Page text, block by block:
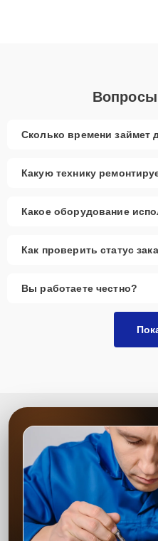
Сколько времени займет
Какую технику
Какое оборудование
Как проверить статус
Вы работаете честно?